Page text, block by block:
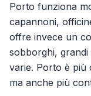
Porto funziona
capannoni,
offre invece un
sobborghi,
varie. Porto è più
ma anche più